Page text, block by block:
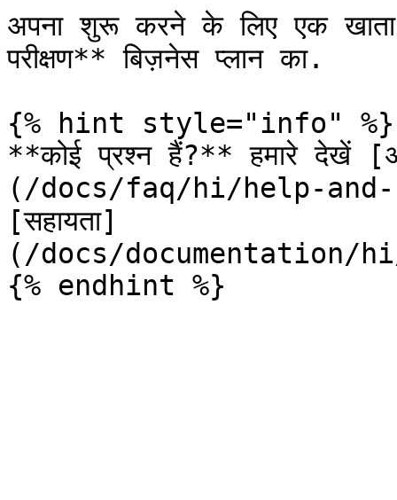
अपना शुरू करने के लिए एक खाता
परीक्षण** बिज़नेस प्लान का.
{% hint style="info" %}
**कोई प्रश्न हैं?** हमारे देखें
(/docs/faq/hi/help-and-
[सहायता]
(/docs/documentation/